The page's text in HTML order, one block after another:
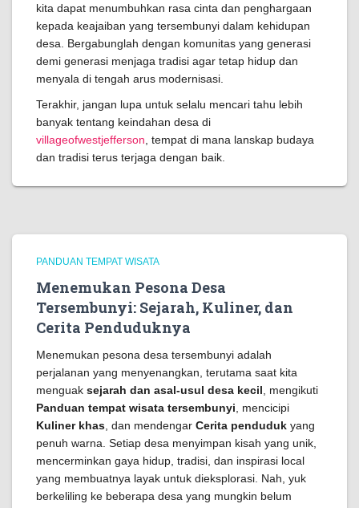
kita dapat menumbuhkan rasa cinta dan penghargaan
kepada keajaiban yang tersembunyi dalam kehidupan
desa. Bergabunglah dengan komunitas yang generasi
demi generasi menjaga tradisi agar tetap hidup dan
menyala di tengah arus modernisasi.
Terakhir, jangan lupa untuk selalu mencari tahu lebih
banyak tentang keindahan desa di
villageofwestjefferson , tempat di mana lanskap budaya
dan tradisi terus terjaga dengan baik.
PANDUAN TEMPAT WISATA
Menemukan Pesona Desa
Tersembunyi: Sejarah, Kuliner, dan
Cerita Penduduknya
Menemukan pesona desa tersembunyi adalah
perjalanan yang menyenangkan, terutama saat kita
menguak sejarah dan asal-usul desa kecil , mengikuti
Panduan tempat wisata tersembunyi , mencicipi
Kuliner khas , dan mendengar Cerita penduduk yang
penuh warna. Setiap desa menyimpan kisah yang unik,
mencerminkan gaya hidup, tradisi, dan inspirasi local
yang membuatnya layak untuk dieksplorasi. Nah, yuk
berkeliling ke beberapa desa yang mungkin belum